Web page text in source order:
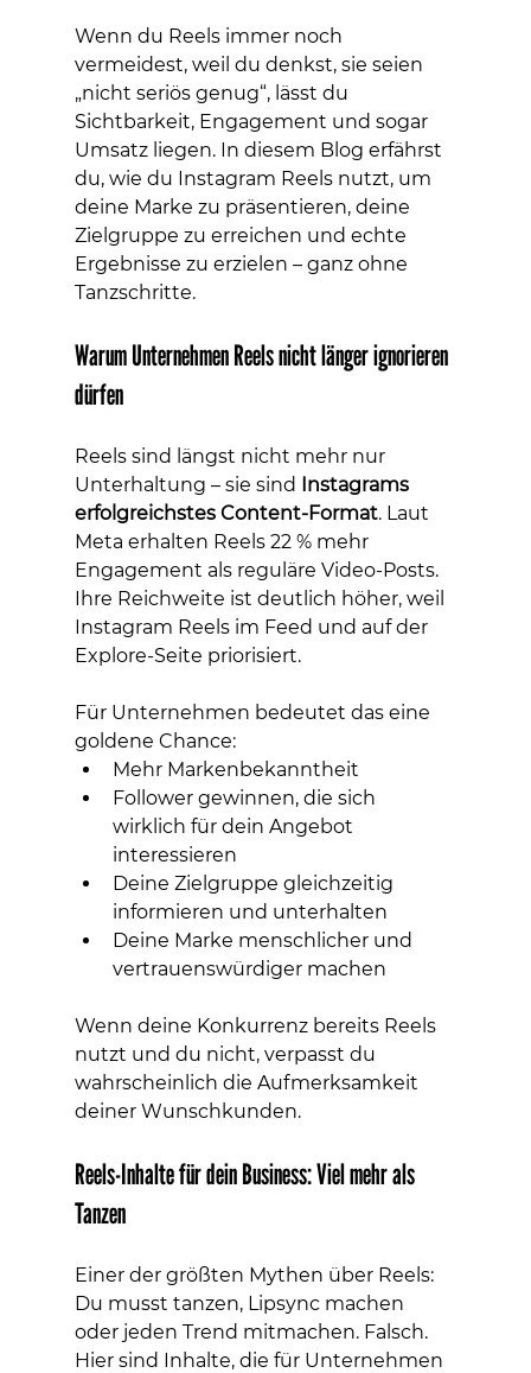
Wenn du Reels immer noch
vermeidest, weil du denkst, sie seien
„nicht seriös genug“, lässt du
Sichtbarkeit, Engagement und sogar
Umsatz liegen. In diesem Blog erfährst
du, wie du Instagram Reels nutzt, um
deine Marke zu präsentieren, deine
Zielgruppe zu erreichen und echte
Ergebnisse zu erzielen – ganz ohne
Tanzschritte.
Warum Unternehmen Reels nicht länger ignorieren
dürfen
Reels sind längst nicht mehr nur
Unterhaltung – sie sind Instagrams
erfolgreichstes Content-Format. Laut
Meta erhalten Reels 22 % mehr
Engagement als reguläre Video-Posts.
Ihre Reichweite ist deutlich höher, weil
Instagram Reels im Feed und auf der
Explore-Seite priorisiert.
Für Unternehmen bedeutet das eine
goldene Chance:
Mehr Markenbekanntheit
Follower gewinnen, die sich
wirklich für dein Angebot
interessieren
Deine Zielgruppe gleichzeitig
informieren und unterhalten
Deine Marke menschlicher und
vertrauenswürdiger machen
Wenn deine Konkurrenz bereits Reels
nutzt und du nicht, verpasst du
wahrscheinlich die Aufmerksamkeit
deiner Wunschkunden.
Reels-Inhalte für dein Business: Viel mehr als
Tanzen
Einer der größten Mythen über Reels:
Du musst tanzen, Lipsync machen
oder jeden Trend mitmachen. Falsch.
Hier sind Inhalte, die für Unternehmen